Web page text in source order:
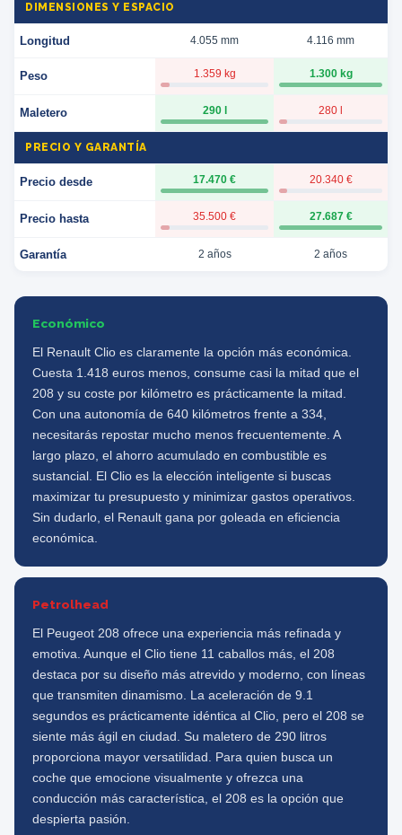
DIMENSIONES Y ESPACIO
Longitud 4.055 mm 4.116 mm
Peso 1.359 kg 1.300 kg
Maletero 290 l 280 l
PRECIO Y GARANTÍA
Precio desde 17.470 € 20.340 €
Precio hasta 35.500 € 27.687 €
Garantía 2 años 2 años
Económico
El Renault Clio es claramente la opción más económica.
Cuesta 1.418 euros menos, consume casi la mitad que el
208 y su coste por kilómetro es prácticamente la mitad.
Con una autonomía de 640 kilómetros frente a 334,
necesitarás repostar mucho menos frecuentemente. A
largo plazo, el ahorro acumulado en combustible es
sustancial. El Clio es la elección inteligente si buscas
maximizar tu presupuesto y minimizar gastos operativos.
Sin dudarlo, el Renault gana por goleada en eficiencia
económica.
Petrolhead
El Peugeot 208 ofrece una experiencia más refinada y
emotiva. Aunque el Clio tiene 11 caballos más, el 208
destaca por su diseño más atrevido y moderno, con líneas
que transmiten dinamismo. La aceleración de 9.1
segundos es prácticamente idéntica al Clio, pero el 208 se
siente más ágil en ciudad. Su maletero de 290 litros
proporciona mayor versatilidad. Para quien busca un
coche que emocione visualmente y ofrezca una
conducción más característica, el 208 es la opción que
despierta pasión.